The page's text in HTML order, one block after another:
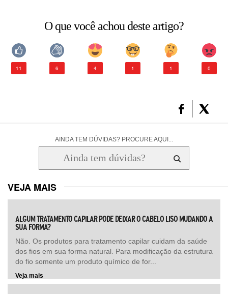
O que você achou deste artigo?
11 6 4 1 1 0
AINDA TEM DÚVIDAS? PROCURE AQUI...
VEJA MAIS
ALGUM TRATAMENTO CAPILAR PODE DEIXAR O CABELO LISO MUDANDO A
SUA FORMA?
Não. Os produtos para tratamento capilar cuidam da saúde
dos fios em sua forma natural. Para modificação da estrutura
do fio somente um produto químico de for...
Veja mais